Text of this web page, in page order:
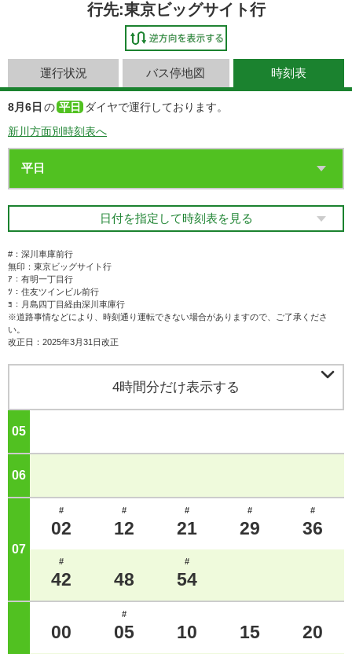
行先:東京ビッグサイト行
運行状況 バス停地図 時刻表
8月6日 の 平日
ダイヤで運行しております。
新川方面別時刻表へ
日付を指定して時刻表を見る
#：深川車庫前行
無印：東京ビッグサイト行
ｱ：有明一丁目行
ﾂ：住友ツインビル前行
ﾖ：月島四丁目経由深川車庫行
※道路事情などにより、時刻通り運転できない場合がありますので、ご了承くださ
い。
改正日：2025年3月31日改正
4時間分だけ表示する 
05
06
07 ジ
#
02
#
12
#
21
#
29
#
36
#
42 48
#
54
00
#
05 10 15 20